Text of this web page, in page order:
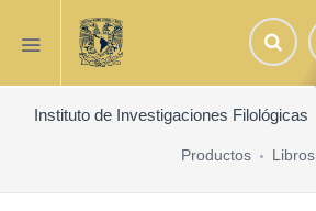
Instituto de Investigaciones Filológicas
Productos Libros